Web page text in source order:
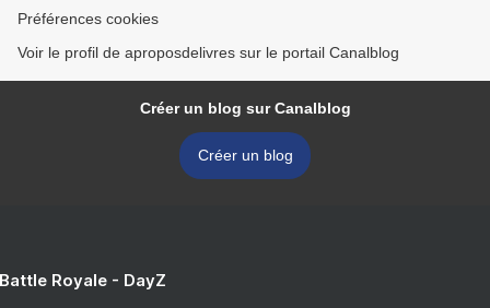
Préférences cookies
Voir le profil de aproposdelivres sur le portail Canalblog
Créer un blog sur Canalblog
Créer un blog
Royale - DayZ